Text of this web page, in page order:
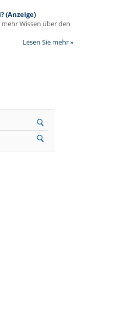
(Anzeige)
Wissen über den
Lesen Sie mehr »